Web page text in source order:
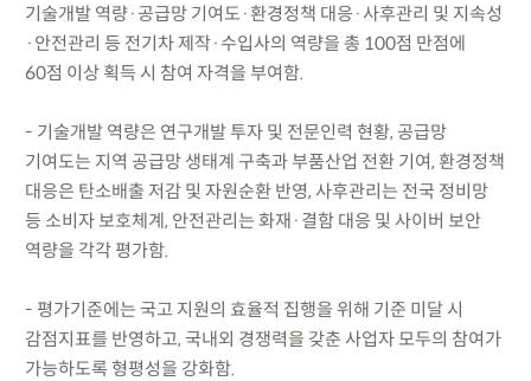
기술개발 역량·공급망 기여도·환경정책 대응·사후관리 및 지속성
·안전관리 등 전기차 제작·수입사의 역량을 총 100점 만점에
60점 이상 획득 시 참여 자격을 부여함.
- 기술개발 역량은 연구개발 투자 및 전문인력 현황, 공급망
기여도는 지역 공급망 생태계 구축과 부품산업 전환 기여, 환경정책
대응은 탄소배출 저감 및 자원순환 반영, 사후관리는 전국 정비망
등 소비자 보호체계, 안전관리는 화재·결함 대응 및 사이버 보안
역량을 각각 평가함.
- 평가기준에는 국고 지원의 효율적 집행을 위해 기준 미달 시
감점지표를 반영하고, 국내외 경쟁력을 갖춘 사업자 모두의 참여가
가능하도록 형평성을 강화함.